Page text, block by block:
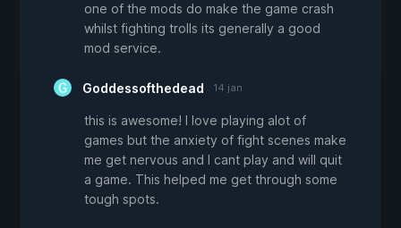
one of the mods do make the game crash
whilst fighting trolls its generally a good
mod service.
Goddessofthedead 14 jan
this is awesome! I love playing alot of
games but the anxiety of fight scenes make
me get nervous and I cant play and will quit
a game. This helped me get through some
tough spots.